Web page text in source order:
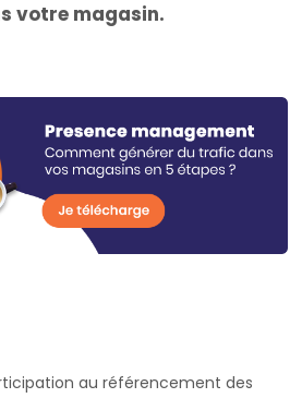
votre magasin.
au référencement des